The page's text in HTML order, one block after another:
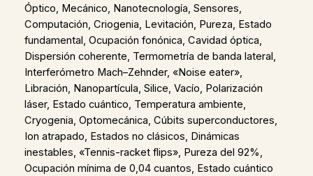
Óptico, Mecánico, Nanotecnología, Sensores,
Computación, Criogenia, Levitación, Pureza, Estado
fundamental, Ocupación fonónica, Cavidad óptica,
Dispersión coherente, Termometría de banda lateral,
Interferómetro Mach–Zehnder, «Noise eater»,
Libración, Nanopartícula, Silice, Vacío, Polarización
láser, Estado cuántico, Temperatura ambiente,
Cryogenia, Optomecánica, Cúbits superconductores,
Ion atrapado, Estados no clásicos, Dinámicas
inestables, «Tennis-racket flips», Pureza del 92%,
Ocupación mínima de 0,04 cuantos, Estado cuántico